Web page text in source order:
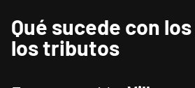
Qué sucede con
los tributos